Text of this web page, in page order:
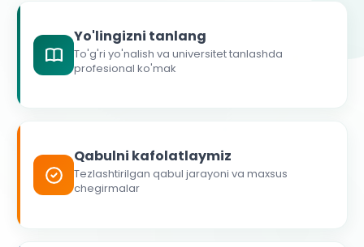
Yo'lingizni tanlang
To'g'ri yo'nalish va universitet tanlashda
profesional ko'mak
Qabulni kafolatlaymiz
Tezlashtirilgan qabul jarayoni va maxsus
chegirmalar